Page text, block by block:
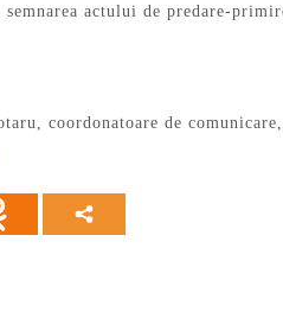
actului de predare-
coordonatoare de